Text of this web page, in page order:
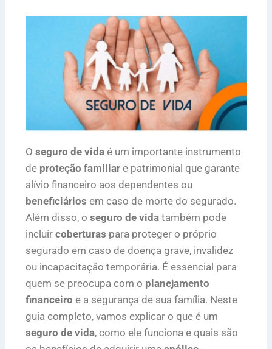
O seguro de vida é um importante instrumento
de proteção familiar e patrimonial que garante
alívio financeiro aos dependentes ou
beneficiários em caso de morte do segurado.
Além disso, o seguro de vida também pode
incluir coberturas para proteger o próprio
segurado em caso de doença grave, invalidez
ou incapacitação temporária. É essencial para
quem se preocupa com o planejamento
financeiro e a segurança de sua família. Neste
guia completo, vamos explicar o que é um
seguro de vida, como ele funciona e quais são